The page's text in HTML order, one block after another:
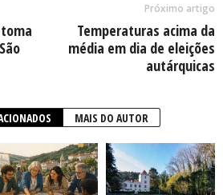
Próximo artigo
Temperaturas acima da
média em dia de eleições
autárquicas
MAIS DO AUTOR